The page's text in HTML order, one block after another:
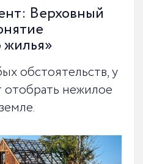
Личный кабинет
Верховный
жилья»
обстоятельств, у
отобрать нежилое